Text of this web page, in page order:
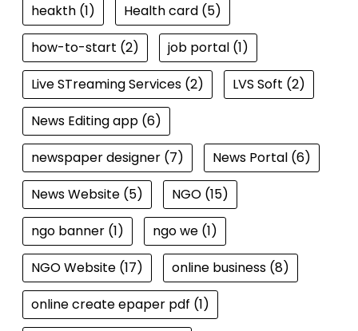
heakth(1) Health card(5)
how-to-start (2) job portal(1)
Live STreaming Services(2) LVS Soft (2)
News Editing app(6)
newspaper designer(7) News Portal(6)
News Website(5) NGO(15)
ngo banner(1) ngo we(1)
NGO Website(17) online business(8)
online create epaper pdf (1)